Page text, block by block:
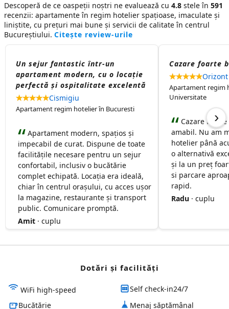
Descoperă de ce oaspeții noștri ne evaluează cu 4.8 stele în 591
recenzii: apartamente în regim hotelier spațioase, imaculate și
liniștite, cu prețuri mai bune și servicii de calitate în centrul
Bucureștiului. Citește review-urile
Un sejur fantastic într-un
apartament modern, cu o locație
perfectă și ospitalitate excelentă
Cismigiu
Apartament regim hotelier în Bucuresti
Apartament modern, spațios și
impecabil de curat. Dispune de toate
facilitățile necesare pentru un sejur
confortabil, inclusiv o bucătărie
complet echipată. Locația era ideală,
chiar în centrul orașului, cu acces ușor
la magazine, restaurante și transport
public. Comunicare promptă.
Amit · cuplu
Cazare foarte
Orizont
Apartament regim
Universitate
Cazare
amabil. Nu am
hotelier până
o alternativă
și la un preț
si parcare
rapid.
Radu · cuplu
›
Dotări și facilităţi
WiFi high-speed
Self check-in24/7
Bucătărie
Menaj săptămânal